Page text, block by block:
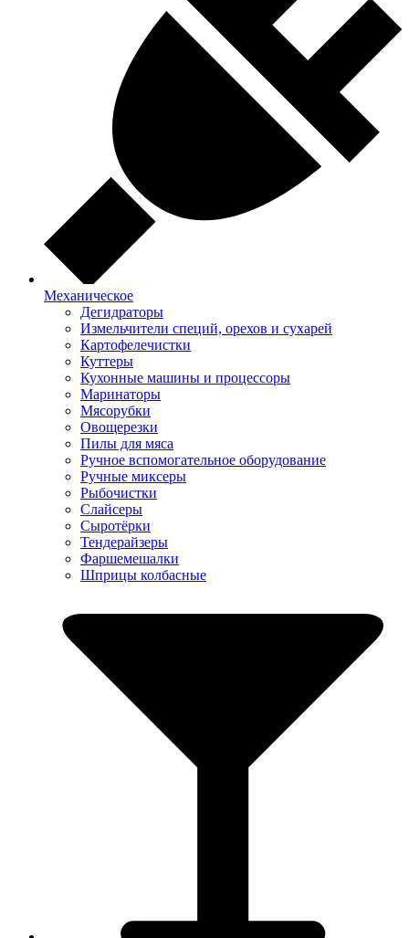
Механическое
Дегидраторы
Измельчители специй, орехов и сухарей
Картофелечистки
Куттеры
Кухонные машины и процессоры
Маринаторы
Мясорубки
Овощерезки
Пилы для мяса
Ручное вспомогательное оборудование
Ручные миксеры
Рыбочистки
Слайсеры
Сыротёрки
Тендерайзеры
Фаршемешалки
Шприцы колбасные